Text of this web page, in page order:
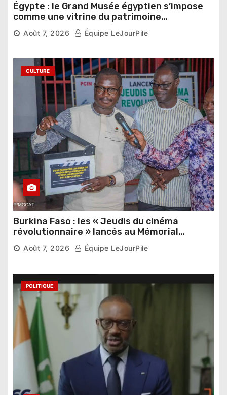
Égypte : le Grand Musée égyptien s’impose
comme une vitrine du patrimoine
pharaonique auprès des dirigeants
étrangers
Août 7, 2026 Équipe LeJourPile
CULTURE
Burkina Faso : les « Jeudis du cinéma
révolutionnaire » lancés au Mémorial
Thomas Sankara
Août 7, 2026 Équipe LeJourPile
POLITIQUE